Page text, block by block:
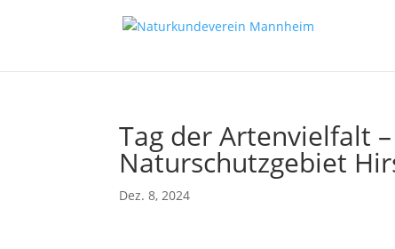
Tag der Artenvielfalt
Naturschutzgebiet
Dez. 8, 2024